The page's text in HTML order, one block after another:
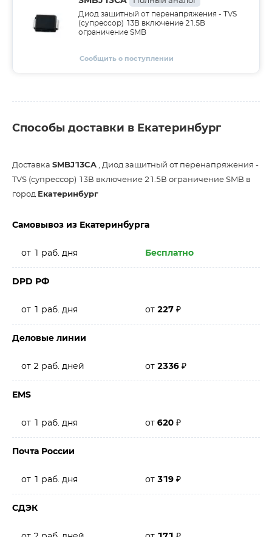
Диод защитный от перенапряжения - TVS
(супрессор) 13В включение 21.5В
ограничение SMB
Сообщить о поступлении
Способы доставки в Екатеринбург
Доставка SMBJ13CA , Диод защитный от перенапряжения -
TVS (супрессор) 13В включение 21.5В ограничение SMB в
город Екатеринбург
Самовывоз из Екатеринбурга
от 1 раб. дня Бесплатно
DPD РФ
от 1 раб. дня от 227 ₽
Деловые линии
от 2 раб. дней от 2336 ₽
EMS
от 1 раб. дня от 620 ₽
Почта России
от 1 раб. дня от 319 ₽
СДЭК